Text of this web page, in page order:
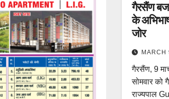
गैरसैंण
के
जोर
MARCH
गैरसैंण, 9
सोमवार को
राज्यपाल